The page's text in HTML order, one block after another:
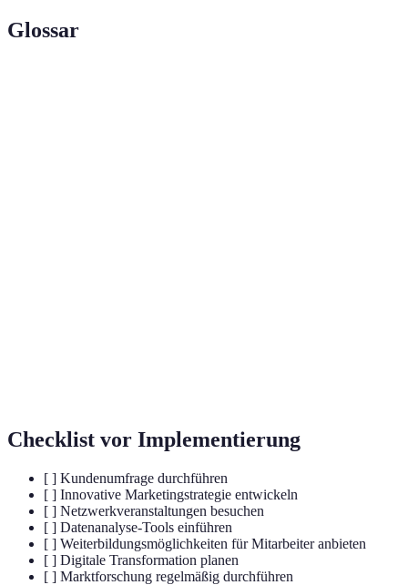
Glossar
Checklist vor Implementierung
[ ] Kundenumfrage durchführen
[ ] Innovative Marketingstrategie entwickeln
[ ] Netzwerkveranstaltungen besuchen
[ ] Datenanalyse-Tools einführen
[ ] Weiterbildungsmöglichkeiten für Mitarbeiter anbieten
[ ] Digitale Transformation planen
[ ] Marktforschung regelmäßig durchführen